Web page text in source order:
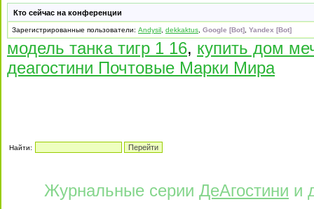
Кто сейчас на конференции
Зарегистрированные пользователи: Andysil dekkaktus Google [Bot] Yandex [Bot]
модель танка тигр 1 16, купить дом
деагостини Почтовые Марки Мира
Найти:
Журнальные серии ДеАгостини и